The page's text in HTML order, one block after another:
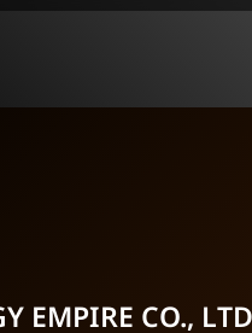
EMPIRE CO.,